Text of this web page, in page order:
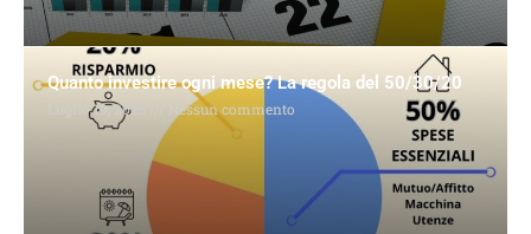
Quanto investire ogni mese? La regola del 50/30/20
Luglio 19, 2025 Nessun commento